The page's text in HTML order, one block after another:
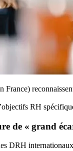
RH
de « grand
DRH